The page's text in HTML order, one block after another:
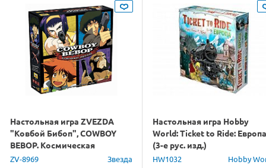
Настольная игра ZVEZDA
"Ковбой Бибоп", COWBOY
BEBOP. Космическая
серенада
ZV-8969 Звезда
Настольная игра Hobby
World: Ticket to Ride: Европа
(3-е рус. изд.)
HW1032 Hobby